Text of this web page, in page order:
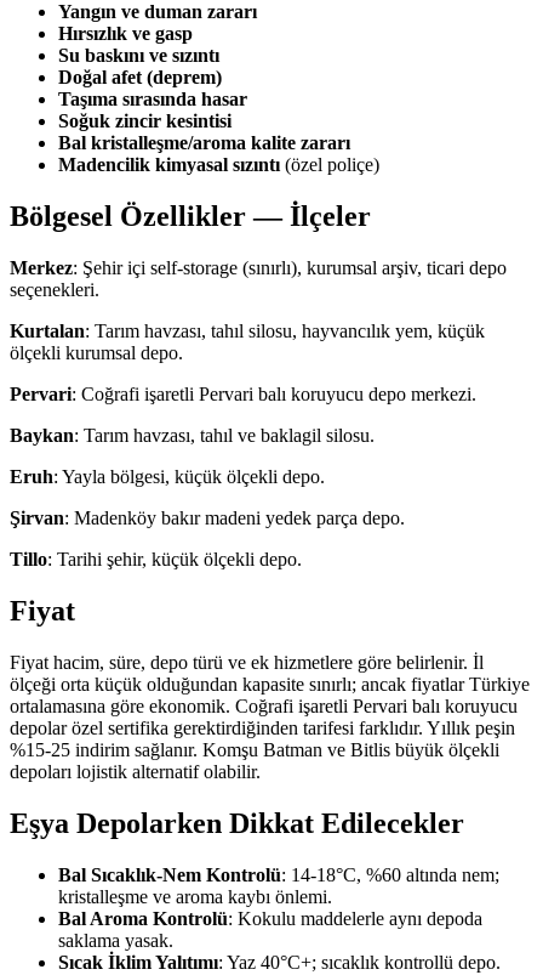
Yangın ve duman zararı
Hırsızlık ve gasp
Su baskını ve sızıntı
Doğal afet (deprem)
Taşıma sırasında hasar
Soğuk zincir kesintisi
Bal kristalleşme/aroma kalite zararı
Madencilik kimyasal sızıntı(özel poliçe)
Bölgesel Özellikler — İlçeler
Merkez: Şehir içi self-storage (sınırlı), kurumsal arşiv, ticari depo
seçenekleri.
Kurtalan: Tarım havzası, tahıl silosu, hayvancılık yem, küçük
ölçekli kurumsal depo.
Pervari: Coğrafi işaretli Pervari balı koruyucu depo merkezi.
Baykan: Tarım havzası, tahıl ve baklagil silosu.
Eruh: Yayla bölgesi, küçük ölçekli depo.
Şirvan: Madenköy bakır madeni yedek parça depo.
Tillo: Tarihi şehir, küçük ölçekli depo.
Fiyat
Fiyat hacim, süre, depo türü ve ek hizmetlere göre belirlenir. İl
ölçeği orta küçük olduğundan kapasite sınırlı; ancak fiyatlar Türkiye
ortalamasına göre ekonomik. Coğrafi işaretli Pervari balı koruyucu
depolar özel sertifika gerektirdiğinden tarifesi farklıdır. Yıllık peşin
%15-25 indirim sağlanır. Komşu Batman ve Bitlis büyük ölçekli
depoları lojistik alternatif olabilir.
Eşya Depolarken Dikkat Edilecekler
Bal Sıcaklık-Nem Kontrolü: 14-18°C, %60 altında nem;
kristalleşme ve aroma kaybı önlemi.
Bal Aroma Kontrolü: Kokulu maddelerle aynı depoda
saklama yasak.
Sıcak İklim Yalıtımı: Yaz 40°C+; sıcaklık kontrollü depo.